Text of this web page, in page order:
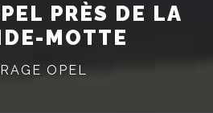
PRÈS DE LA
MOTTE
OPEL